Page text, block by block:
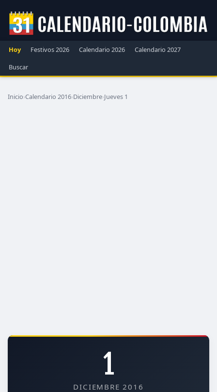
Hoy Festivos 2026 Calendario 2026
Calendario 2027
Buscar
Inicio›Calendario 2016›Diciembre›Jueves 1
1
DICIEMBRE 2016